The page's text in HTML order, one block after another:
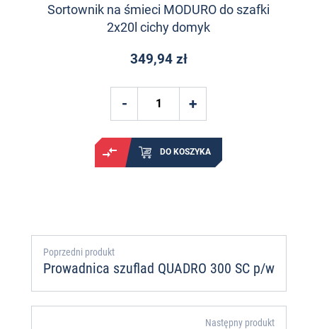
Sortownik na śmieci MODURO do szafki
2x20l cichy domyk
349,94 zł
DO KOSZYKA
Poprzedni produkt
Prowadnica szuflad QUADRO 300 SC p/w
Następny produkt